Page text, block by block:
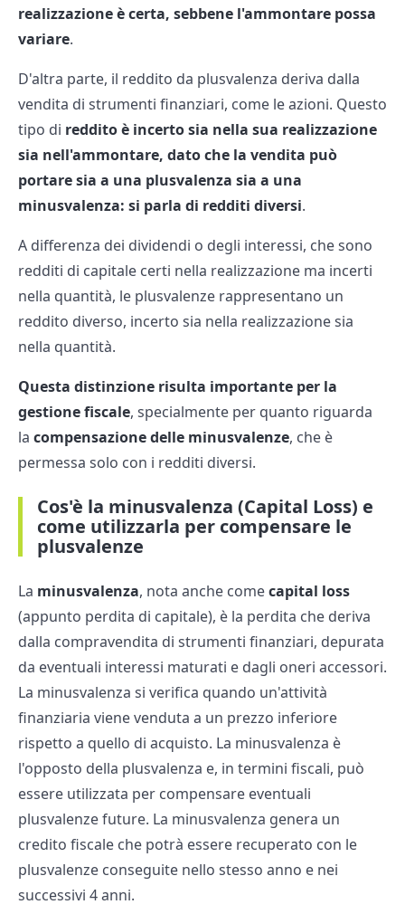
realizzazione è certa, sebbene l'ammontare possa
variare.
D'altra parte, il reddito da plusvalenza deriva dalla
vendita di strumenti finanziari, come le azioni. Questo
tipo di reddito è incerto sia nella sua realizzazione
sia nell'ammontare, dato che la vendita può
portare sia a una plusvalenza sia a una
minusvalenza: si parla di redditi diversi.
A differenza dei dividendi o degli interessi, che sono
redditi di capitale certi nella realizzazione ma incerti
nella quantità, le plusvalenze rappresentano un
reddito diverso, incerto sia nella realizzazione sia
nella quantità.
Questa distinzione risulta importante per la
gestione fiscale, specialmente per quanto riguarda
la compensazione delle minusvalenze, che è
permessa solo con i redditi diversi.
Cos'è la minusvalenza (Capital Loss) e
come utilizzarla per compensare le
plusvalenze
La minusvalenza, nota anche comecapital loss
(appunto perdita di capitale), è la perdita che deriva
dalla compravendita di strumenti finanziari, depurata
da eventuali interessi maturati e dagli oneri accessori.
La minusvalenza si verifica quando un'attività
finanziaria viene venduta a un prezzo inferiore
rispetto a quello di acquisto. La minusvalenza è
l'opposto della plusvalenza e, in termini fiscali, può
essere utilizzata per compensare eventuali
plusvalenze future. La minusvalenza genera un
credito fiscale che potrà essere recuperato con le
plusvalenze conseguite nello stesso anno e nei
successivi 4 anni.